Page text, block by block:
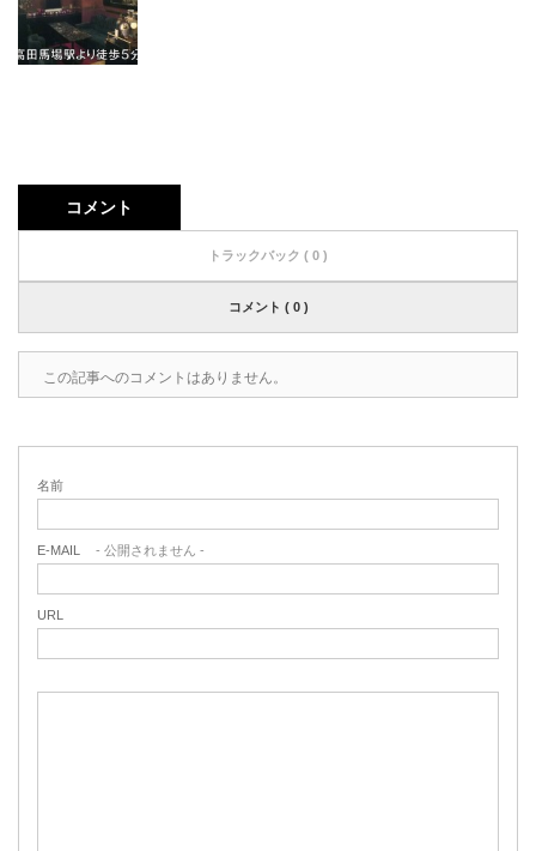
コメント
トラックバック ( 0 )
コメント ( 0 )
この記事へのコメントはありません。
名前
E-MAIL - 公開されません -
URL